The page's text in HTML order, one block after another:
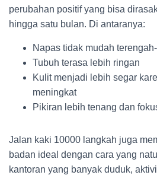
perubahan positif yang bisa
hingga satu bulan. Di antaranya:
Napas tidak mudah
Tubuh terasa lebih ringan
Kulit menjadi lebih segar
meningkat
Pikiran lebih tenang dan
Jalan kaki 10000 langkah juga
badan ideal dengan cara yang
kantoran yang banyak duduk,